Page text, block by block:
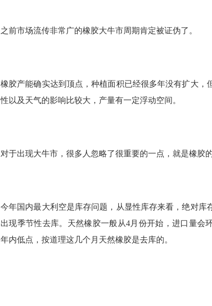
之前市场流传非常广的橡胶大牛市周期肯定被证伪了。
橡胶产能确实达到顶点，种植面积已经很多年没有扩大，
性以及天气的影响比较大，产量有一定浮动空间。
对于出现大牛市，很多人忽略了很重要的一点，就是橡胶
今年国内最大利空是库存问题，从显性库存来看，绝对库
出现季节性去库。天然橡胶一般从4月份开始，进口量会
年内低点，按道理这几个月天然橡胶是去库的。